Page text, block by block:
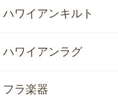
ハワイアンキルト
ハワイアンラグ
フラ楽器